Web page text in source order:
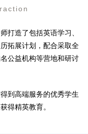
打造了包括英语学习、
拓展计划，配合采取全
公益机构等营地和研讨
到高端服务的优秀学生
得精英教育。